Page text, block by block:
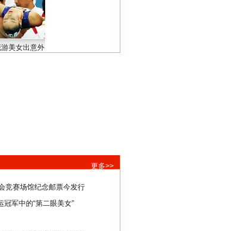
游美女出意外
更多>>
竞赛场馆纪念邮票今发行
军中的“第二眼美女”